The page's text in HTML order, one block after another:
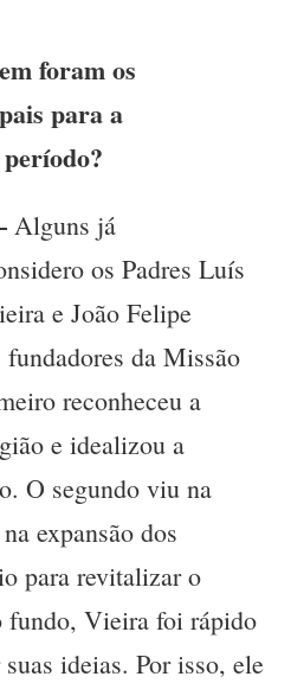
foram os
para a
Alguns já
os Padres Luís
e João Felipe
da Missão
reconheceu a
e idealizou a
O segundo viu na
expansão dos
para revitalizar o
Vieira foi rápido
ideias. Por isso, ele